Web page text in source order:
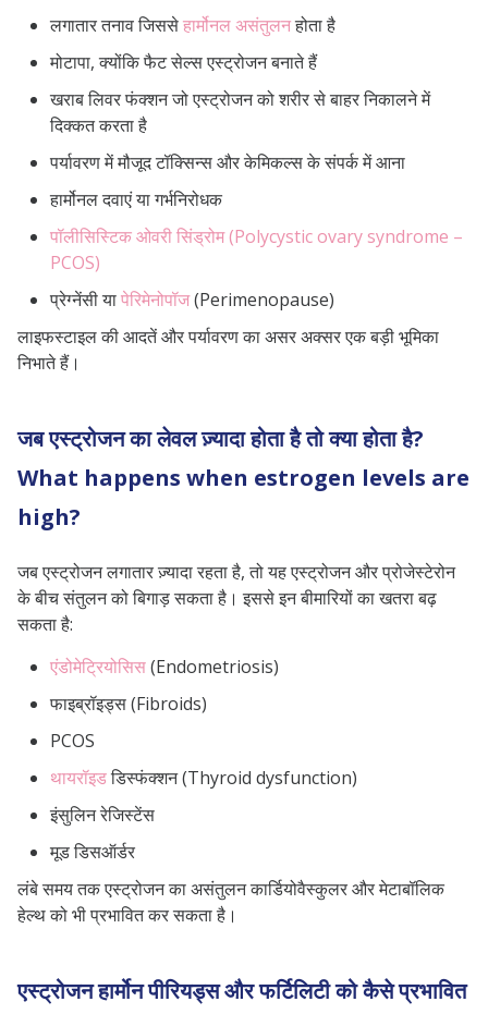
लगातार तनाव जिससेहार्मोनल असंतुलनहोता है
मोटापा, क्योंकि फैट सेल्स एस्ट्रोजन बनाते हैं
खराब लिवर फंक्शन जो एस्ट्रोजन को शरीर से बाहर निकालने में
दिक्कत करता है
पर्यावरण में मौजूद टॉक्सिन्स और केमिकल्स के संपर्क में आना
हार्मोनल दवाएं या गर्भनिरोधक
पॉलीसिस्टिक ओवरी सिंड्रोम (Polycystic ovary syndrome –
PCOS)
प्रेग्नेंसी यापेरिमेनोपॉज(Perimenopause)
लाइफस्टाइल की आदतें और पर्यावरण का असर अक्सर एक बड़ी भूमिका
निभाते हैं।
जब एस्ट्रोजन का लेवल ज़्यादा होता है तो क्या होता है?
What happens when estrogen levels are
high?
जब एस्ट्रोजन लगातार ज़्यादा रहता है, तो यह एस्ट्रोजन और प्रोजेस्टेरोन
के बीच संतुलन को बिगाड़ सकता है। इससे इन बीमारियों का खतरा बढ़
सकता है:
एंडोमेट्रियोसिस(Endometriosis)
फाइब्रॉइड्स (Fibroids)
PCOS
थायरॉइडडिस्फंक्शन (Thyroid dysfunction)
इंसुलिन रेजिस्टेंस
मूड डिसऑर्डर
लंबे समय तक एस्ट्रोजन का असंतुलन कार्डियोवैस्कुलर और मेटाबॉलिक
हेल्थ को भी प्रभावित कर सकता है।
एस्ट्रोजन हार्मोन पीरियड्स और फर्टिलिटी को कैसे प्रभावित